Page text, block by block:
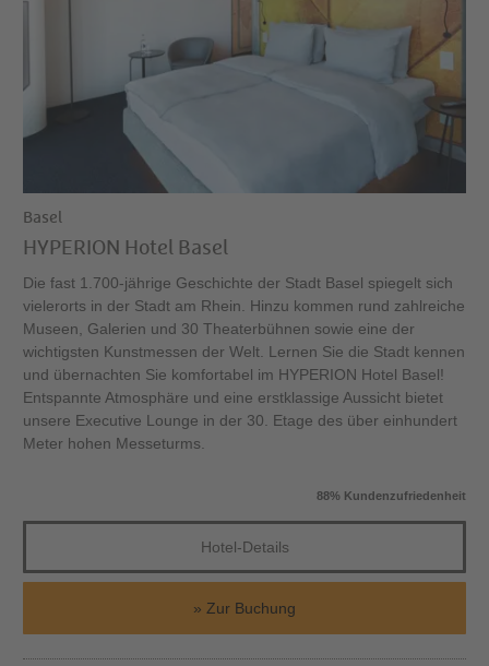
Basel
HYPERION Hotel Basel
Die fast 1.700-jährige Geschichte der Stadt Basel spiegelt sich
vielerorts in der Stadt am Rhein. Hinzu kommen rund zahlreiche
Museen, Galerien und 30 Theaterbühnen sowie eine der
wichtigsten Kunstmessen der Welt. Lernen Sie die Stadt kennen
und übernachten Sie komfortabel im HYPERION Hotel Basel!
Entspannte Atmosphäre und eine erstklassige Aussicht bietet
unsere Executive Lounge in der 30. Etage des über einhundert
Meter hohen Messeturms.
88% Kundenzufriedenheit
Hotel-Details
Zur Buchung